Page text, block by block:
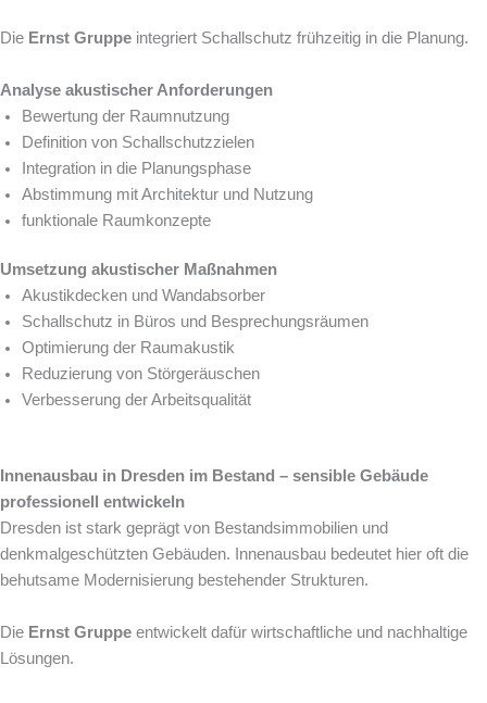
Die Ernst Gruppe integriert Schallschutz frühzeitig in die Planung.
Analyse akustischer Anforderungen
Bewertung der Raumnutzung
Definition von Schallschutzzielen
Integration in die Planungsphase
Abstimmung mit Architektur und Nutzung
funktionale Raumkonzepte
Umsetzung akustischer Maßnahmen
Akustikdecken und Wandabsorber
Schallschutz in Büros und Besprechungsräumen
Optimierung der Raumakustik
Reduzierung von Störgeräuschen
Verbesserung der Arbeitsqualität
Innenausbau in Dresden im Bestand – sensible Gebäude
professionell entwickeln
Dresden ist stark geprägt von Bestandsimmobilien und
denkmalgeschützten Gebäuden. Innenausbau bedeutet hier oft die
behutsame Modernisierung bestehender Strukturen.
Die Ernst Gruppe entwickelt dafür wirtschaftliche und nachhaltige
Lösungen.